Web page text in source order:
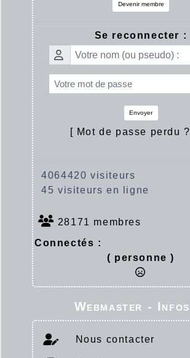
Devenir membre
Se reconnecter :
Envoyer
[ Mot de passe perdu ?
4064420 visiteurs
45 visiteurs en ligne
28171 membres
Connectés :
( personne )
Webmaster - Infos
Nous contacter